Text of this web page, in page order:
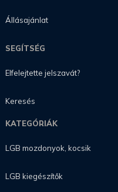
Állásajánlat
SEGÍTSÉG
Elfelejtette jelszavát?
Keresés
KATEGÓRIÁK
LGB mozdonyok, kocsik
LGB kiegészítők